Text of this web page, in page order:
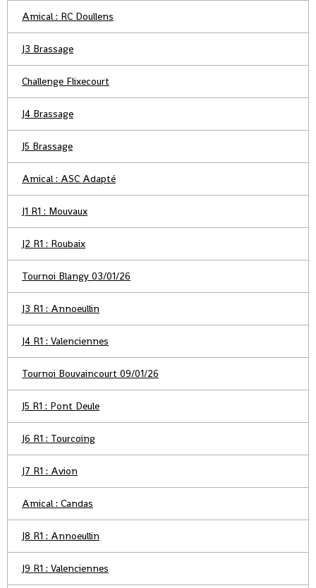
Amical : RC Doullens
J3 Brassage
Challenge Flixecourt
J4 Brassage
J5 Brassage
Amical : ASC Adapté
J1 R1 : Mouvaux
J2 R1 : Roubaix
Tournoi Blangy 03/01/26
J3 R1 : Annoeullin
J4 R1 : Valenciennes
Tournoi Bouvaincourt 09/01/26
J5 R1 : Pont Deule
J6 R1 : Tourcoing
J7 R1 : Avion
Amical : Candas
J8 R1 : Annoeullin
J9 R1 : Valenciennes